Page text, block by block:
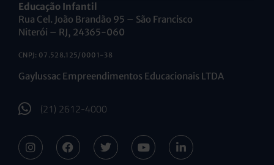
Educação Infantil
Rua Cel. João Brandão 95 – São Francisco
Niterói – RJ, 24365-060
CNPJ: 07.528.125/0001-38
Gaylussac Empreendimentos Educacionais LTDA
(21) 2612-4000